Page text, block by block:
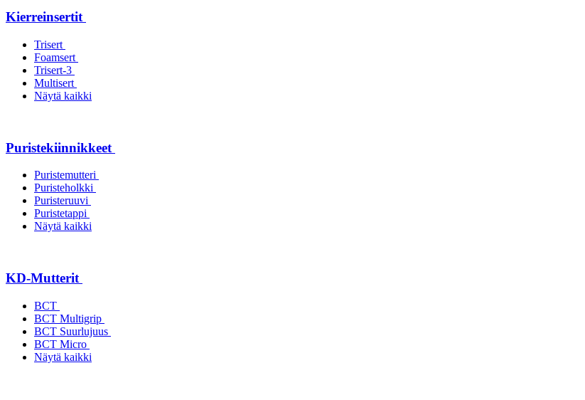
Kierreinsertit
Trisert
Foamsert
Trisert-3
Multisert
Näytä kaikki
Puristekiinnikkeet
Puristemutteri
Puristeholkki
Puristeruuvi
Puristetappi
Näytä kaikki
KD-Mutterit
BCT
BCT Multigrip
BCT Suurlujuus
BCT Micro
Näytä kaikki